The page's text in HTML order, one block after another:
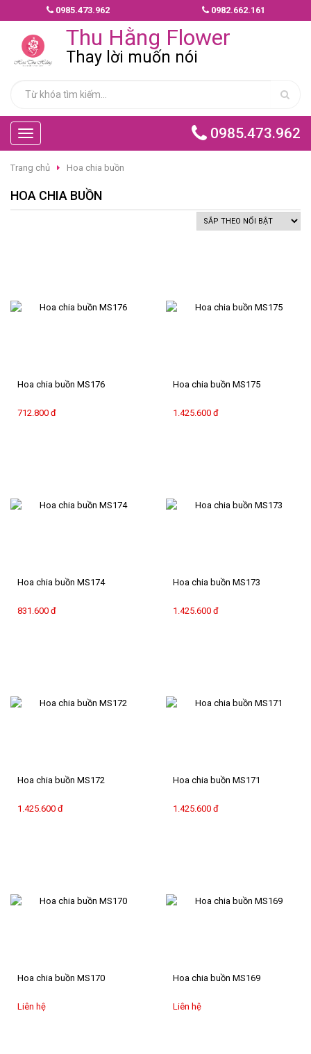
0985.473.962 0982.662.161
Thu Hằng Flower
Thay lời muốn nói
Toggle
navigation
0985.473.962
MẪU
HOA
GIAO
NHANH
CHÚC
MỪNG
HOA
BÓ
HOA
CHIA
KHÁC
NANG
HOA
Trang chủ Hoa chia buồn
HOA CHIA BUỒN
Hoa chia buồn MS176
712.800 đ
Hoa chia buồn MS175
1.425.600 đ
Hoa chia buồn MS174
831.600 đ
Hoa chia buồn MS173
1.425.600 đ
Hoa chia buồn MS172
1.425.600 đ
Hoa chia buồn MS171
1.425.600 đ
Hoa chia buồn MS170
Liên hệ
Hoa chia buồn MS169
Liên hệ